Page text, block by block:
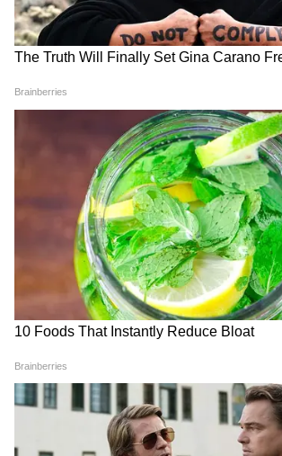
Related Articles
Suvendu Adhikari: বঙ্গে গুণ্ডারাজ রুখতে
বিধানসভায় পেশ ঐতিহাসিক ‘গুন্ডাদমন বিল’, চাপে
তৃণমূল!
Kolkata News: বর্ষার মরশুম শুরু হতেই শহরে ফের
বিপর্যয়, কলকাতায় বাড়ি ভেঙে বিপত্তি